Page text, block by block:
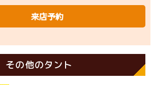
来店予約
その他のタント